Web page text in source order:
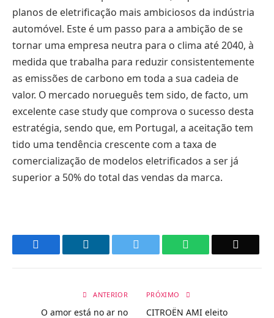
planos de eletrificação mais ambiciosos da indústria
automóvel. Este é um passo para a ambição de se
tornar uma empresa neutra para o clima até 2040, à
medida que trabalha para reduzir consistentemente
as emissões de carbono em toda a sua cadeia de
valor. O mercado norueguês tem sido, de facto, um
excelente case study que comprova o sucesso desta
estratégia, sendo que, em Portugal, a aceitação tem
tido uma tendência crescente com a taxa de
comercialização de modelos eletrificados a ser já
superior a 50% do total das vendas da marca.
WhatsApp
ANTERIOR
O amor está no ar no
PRÓXIMO
CITROËN AMI eleito